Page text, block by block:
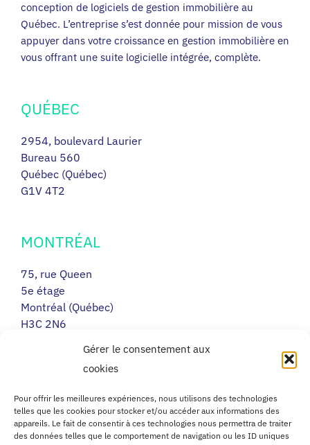
Gérer le consentement aux
cookies
Pour offrir les meilleures expériences, nous utilisons des technologies
telles que les cookies pour stocker et/ou accéder aux informations des
appareils. Le fait de consentir à ces technologies nous permettra de traiter
des données telles que le comportement de navigation ou les ID uniques
conception de logiciels de gestion immobilière au
Québec. L’entreprise s’est donnée pour mission de vous
appuyer dans votre croissance en gestion immobilière en
vous offrant une suite logicielle intégrée, complète.
QUÉBEC
2954, boulevard Laurier
Bureau 560
Québec (Québec)
G1V 4T2
MONTRÉAL
75, rue Queen
5e étage
Montréal (Québec)
H3C 2N6
RIMOUSKI
217, avenue Léonidas Sud
Porte 14
Rimouski (Québec)